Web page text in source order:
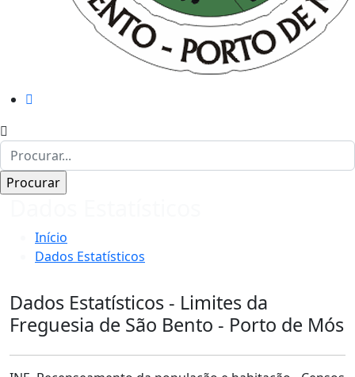
Início
Dados Estatísticos
Dados Estatísticos - Limites da
Freguesia de São Bento - Porto de Mós